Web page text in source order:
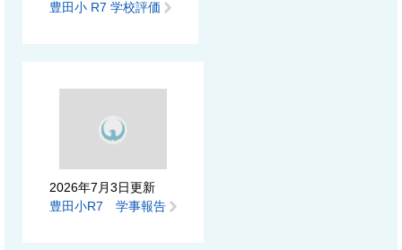
豊田小 R7 学校評価
2026年7月3日更新
豊田小R7 学事報告